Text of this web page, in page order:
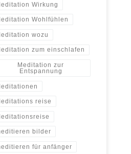
Wirkung
Wohlfühlen
wozu
zum einschlafen
Meditation zur
Entspannung
reise
bilder
für anfänger